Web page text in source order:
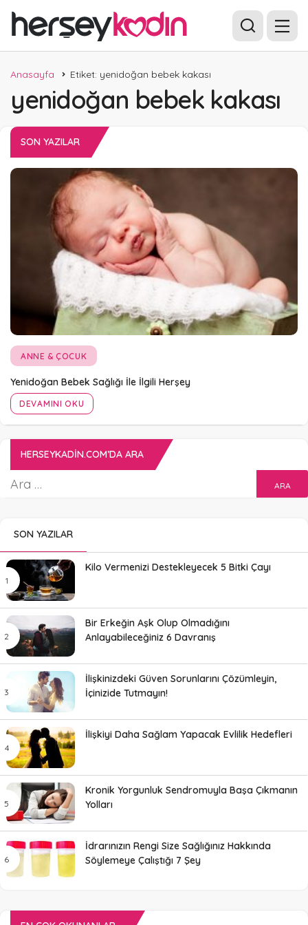
Anasayfa Etiket: yenidoğan bebek kakası
yenidoğan bebek kakası
SON YAZILAR
ANNE & ÇOCUK
Yenidoğan Bebek Sağlığı İle İlgili Herşey
DEVAMINI OKU
HERSEYKADIN.COM’DA ARA
SON YAZILAR
Kilo Vermenizi Destekleyecek 5 Bitki Çayı
Bir Erkeğin Aşk Olup Olmadığını
Anlayabileceğiniz 6 Davranış
İlişkinizdeki Güven Sorunlarını Çözümleyin,
İçinizide Tutmayın!
İlişkiyi Daha Sağlam Yapacak Evlilik Hedefleri
Kronik Yorgunluk Sendromuyla Başa Çıkmanın
Yolları
İdrarınızın Rengi Size Sağlığınız Hakkında
Söylemeye Çalıştığı 7 Şey